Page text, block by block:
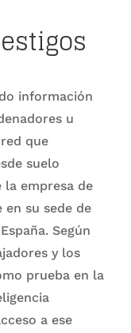
información
u
que
suelo
la empresa de
en su sede de
Según
y los
prueba en la
a ese